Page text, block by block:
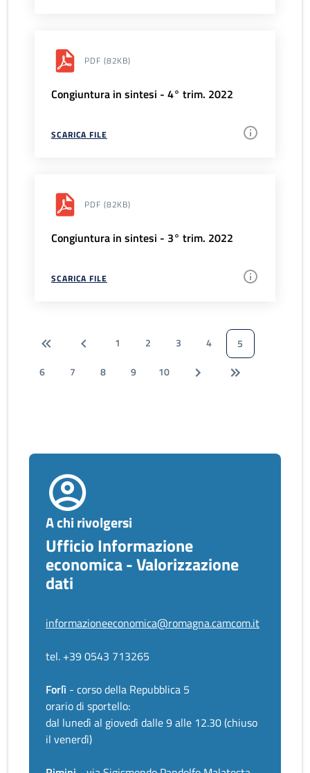
PDF (82KB)
Congiuntura in sintesi - 4° trim. 2022
SCARICA FILE
PDF (82KB)
Congiuntura in sintesi - 3° trim. 2022
SCARICA FILE
1 2 3 4
5
6
7 8 9 10
A chi rivolgersi
Ufficio Informazione
economica - Valorizzazione
dati
informazioneeconomica@romagna.camcom.it
tel. +39 0543 713265
Forlì - corso della Repubblica 5
orario di sportello:
dal lunedì al giovedì dalle 9 alle 12.30 (chiuso
il venerdì)